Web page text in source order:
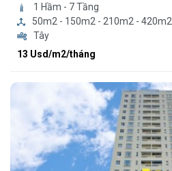
1 Hầm - 7 Tầng
50m2 - 150m2 - 210m2 - 420m2
Tây
13 Usd/m2/tháng